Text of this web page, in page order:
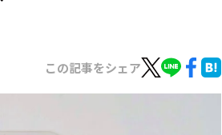
この記事をシェア